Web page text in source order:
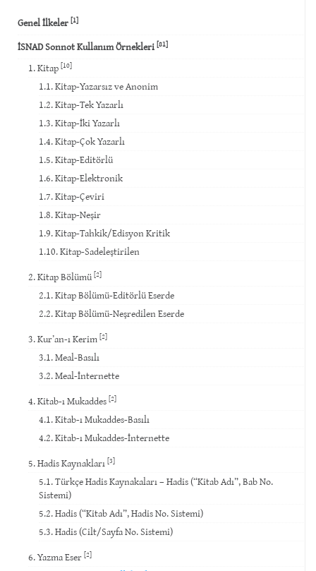
Genel İlkeler [1]
İSNAD Sonnot Kullanım Örnekleri [81]
1. Kitap [10]
1.1. Kitap-Yazarsız ve Anonim
1.2. Kitap-Tek Yazarlı
1.3. Kitap-İki Yazarlı
1.4. Kitap-Çok Yazarlı
1.5. Kitap-Editörlü
1.6. Kitap-Elektronik
1.7. Kitap-Çeviri
1.8. Kitap-Neşir
1.9. Kitap-Tahkik/Edisyon Kritik
1.10. Kitap-Sadeleştirilen
2. Kitap Bölümü [2]
2.1. Kitap Bölümü-Editörlü Eserde
2.2. Kitap Bölümü-Neşredilen Eserde
3. Kur’an-ı Kerim [2]
3.1. Meal-Basılı
3.2. Meal-İnternette
4. Kitab-ı Mukaddes [2]
4.1. Kitab-ı Mukaddes-Basılı
4.2. Kitab-ı Mukaddes-İnternette
5. Hadis Kaynakları [3]
5.1. Türkçe Hadis Kaynakaları – Hadis (“Kitab Adı”, Bab No.
Sistemi)
5.2. Hadis (“Kitab Adı”, Hadis No. Sistemi)
5.3. Hadis (Cilt/Sayfa No. Sistemi)
6. Yazma Eser [2]